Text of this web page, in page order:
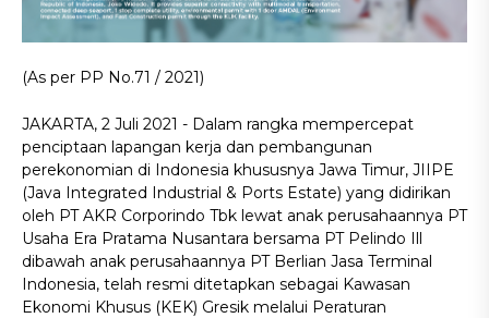
(As per PP No.71 / 2021)
JAKARTA, 2 Juli 2021 - Dalam rangka mempercepat
penciptaan lapangan kerja dan pembangunan
perekonomian di Indonesia khususnya Jawa Timur, JIIPE
(Java Integrated Industrial & Ports Estate) yang didirikan
oleh PT AKR Corporindo Tbk lewat anak perusahaannya PT
Usaha Era Pratama Nusantara bersama PT Pelindo Ill
dibawah anak perusahaannya PT Berlian Jasa Terminal
Indonesia, telah resmi ditetapkan sebagai Kawasan
Ekonomi Khusus (KEK) Gresik melalui Peraturan